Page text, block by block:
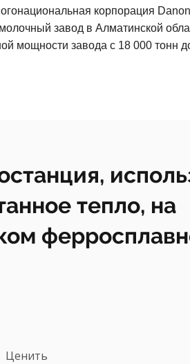
корпорация
завод в Алматинской
мощности завода с 18 000 тонн
тепло, на
Ценить